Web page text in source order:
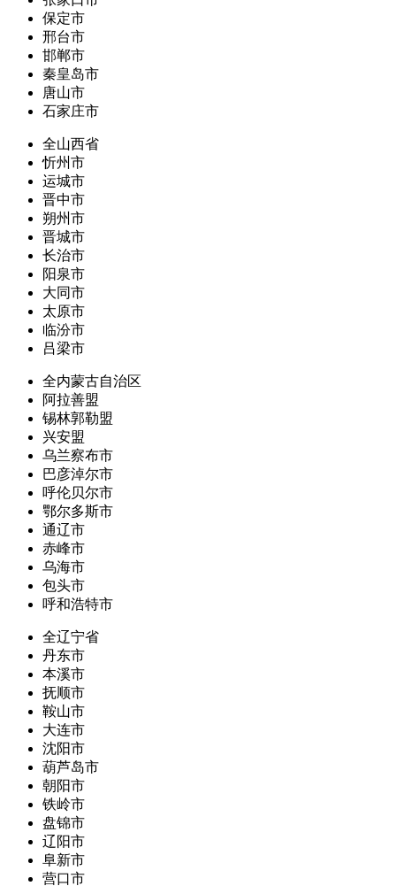
保定市
邢台市
邯郸市
秦皇岛市
唐山市
石家庄市
全山西省
忻州市
运城市
晋中市
朔州市
晋城市
长治市
阳泉市
大同市
太原市
临汾市
吕梁市
全内蒙古自治区
阿拉善盟
锡林郭勒盟
兴安盟
乌兰察布市
巴彦淖尔市
呼伦贝尔市
鄂尔多斯市
通辽市
赤峰市
乌海市
包头市
呼和浩特市
全辽宁省
丹东市
本溪市
抚顺市
鞍山市
大连市
沈阳市
葫芦岛市
朝阳市
铁岭市
盘锦市
辽阳市
阜新市
营口市